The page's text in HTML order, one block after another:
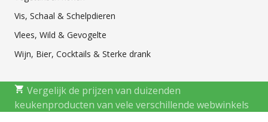
Vis, Schaal & Schelpdieren
Vlees, Wild & Gevogelte
Wijn, Bier, Cocktails & Sterke drank
Vergelijk de prijzen van duizenden
keukenproducten van vele verschillende webwinkels